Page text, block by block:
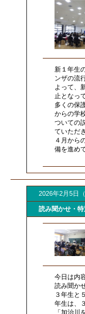
新１年生
ンザの流
よって、
止となっ
多くの保
からの学
ついての
ていただ
４月から
備を進め
2026年2月5日（
読み聞かせ・
今日は内
読み聞か
３年生と
年生は、
「加治川